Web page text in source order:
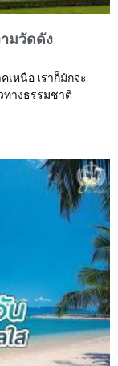
มวัดดัง
เหนือ เราก็มักจะ
ทางธรรมชาติ